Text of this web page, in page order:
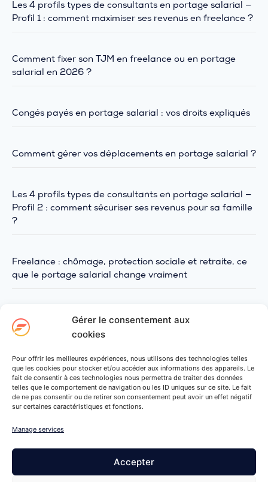
Gérer le consentement aux
cookies
Pour offrir les meilleures expériences, nous utilisons des technologies telles
que les cookies pour stocker et/ou accéder aux informations des appareils. Le
fait de consentir à ces technologies nous permettra de traiter des données
telles que le comportement de navigation ou les ID uniques sur ce site. Le fait
de ne pas consentir ou de retirer son consentement peut avoir un effet négatif
sur certaines caractéristiques et fonctions.
Manage services
Accepter
Les 4 profils types de consultants en portage salarial —
Profil 1 : comment maximiser ses revenus en freelance ?
Comment fixer son TJM en freelance ou en portage
salarial en 2026 ?
Congés payés en portage salarial : vos droits expliqués
Comment gérer vos déplacements en portage salarial ?
Les 4 profils types de consultants en portage salarial —
Profil 2 : comment sécuriser ses revenus pour sa famille
?
Freelance : chômage, protection sociale et retraite, ce
que le portage salarial change vraiment
PARTAGER L’ARTICLE